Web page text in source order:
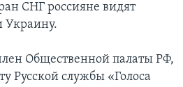
СНГ россияне видят
Украину.
Общественной палаты РФ,
Русской службы «Голоса